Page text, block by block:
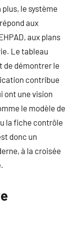
le système
aux
aux plans
Le tableau
démontrer le
contribue
ont une vision
le modèle de
la fiche contrôle
donc un
à la croisée